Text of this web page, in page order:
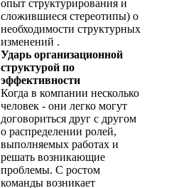
опыт структурирования и
сложившиеся стереотипы) о
необходимости структурных
изменений .
Ударь организационной
структурой по
эффективности
Когда в компании несколько
человек - они легко могут
договориться друг с другом
о распределении ролей,
выполняемых работах и
решать возникающие
проблемы. С ростом
команды возникает